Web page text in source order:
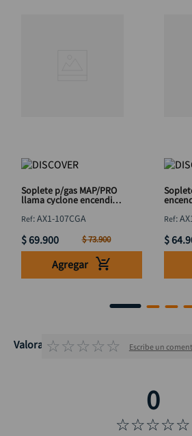
Soplete p/gas MAP/PRO
llama cyclone encendido
:AX1-107CGA
$69.900 $73.900
Agregar
:
$64.
Valoraciones
☆☆☆☆☆ Escribe un
☆☆☆☆☆